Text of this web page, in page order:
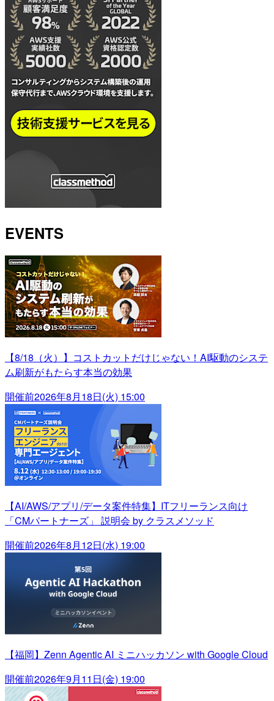
EVENTS
【8/18（火）】コストカットだけじゃない！AI駆動のシステ
ム刷新がもたらす本当の効果
開催前2026年8月18日(火) 15:00
【AI/AWS/アプリ/データ案件特集】ITフリーランス向け
「CMパートナーズ」 説明会 by クラスメソッド
開催前2026年8月12日(水) 19:00
【福岡】Zenn Agentic AI ミニハッカソン with Google Cloud
開催前2026年9月11日(金) 19:00